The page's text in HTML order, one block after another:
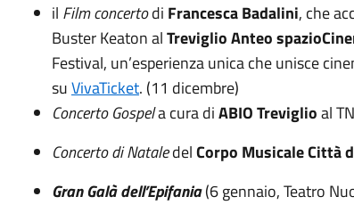
il Film concertodi Francesca Badalini, che
Buster Keaton alTreviglio Anteo
Festival, un’esperienza unica che unisce
suVivaTicket. (11 dicembre)
Concerto Gospela cura diABIO Treviglioal
Concerto di NataledelCorpo Musicale Città
Gran Galà dell’Epifania(6 gennaio, Teatro